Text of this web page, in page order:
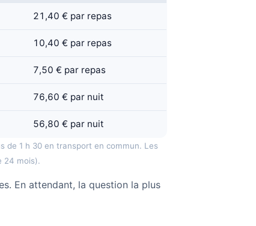
21,40 € par repas
10,40 € par repas
7,50 € par repas
76,60 € par nuit
56,80 € par nuit
de 1 h 30 en transport en commun. Les
24 mois).
En attendant, la question la plus